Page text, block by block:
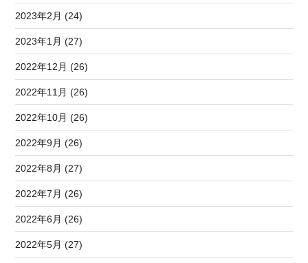
2023年2月 (24)
2023年1月 (27)
2022年12月 (26)
2022年11月 (26)
2022年10月 (26)
2022年9月 (26)
2022年8月 (27)
2022年7月 (26)
2022年6月 (26)
2022年5月 (27)